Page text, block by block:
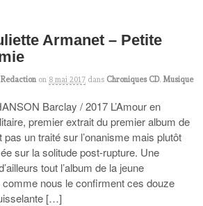
Armanet – Petite
Redaction on 8 mai 2017 dans Chroniques CD, Musique
Barclay / 2017 L’Amour en
premier extrait du premier album de
pas un traité sur l’onanisme mais plutôt
sur la solitude post-rupture. Une
tout l’album de la jeune
nous le confirment ces douze
[…]